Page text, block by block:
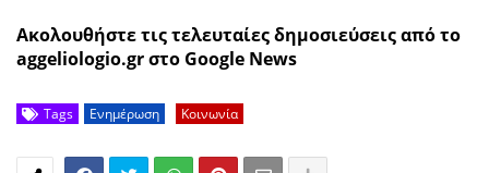
Ακολουθήστε τις τελευταίες δημοσιεύσεις από το
aggeliologio.gr στο Google News
Tags Ενημέρωση Κοινωνία